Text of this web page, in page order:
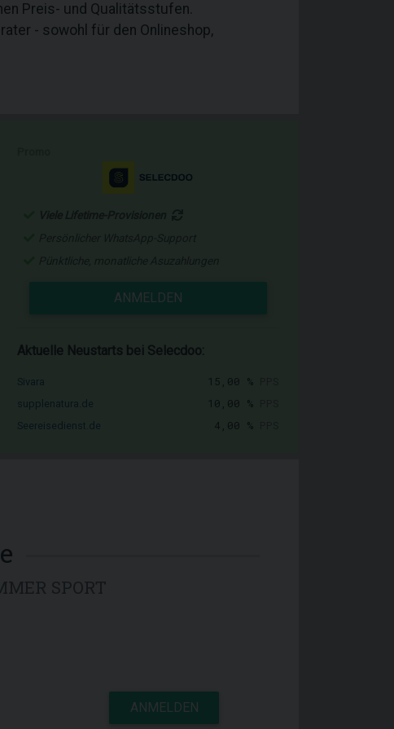
Preis- und Qualitätsstufen.
- sowohl für den Onlineshop,
ANMELDEN
Aktuelle Neustarts bei Selecdoo:
15,00 %
10,00 %
4,00 %
ANMELDEN